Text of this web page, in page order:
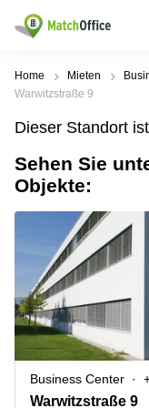
Mieten / Vermieten
Produktseiten
Büro
mieten
Coworking
Seminarraum
Virtual
Office
Beliebte
Städte
Büro
mieten
Coworking
Space
Wien
Seminarraum
Wien
Geschäftsadresse
mieten Wien
Büro
Beliebte
Suchanfragen
Tuchlauben
7A
Leopold-
Ungar-
Platz 2
Ausstellungsstraße
50
Wienerbergstraße
11
Margaretenstraße
70
Hilfe
Über uns
Büro vermieten
Anmelden
Home Mieten
Warwitzstraße 9
Dieser Standort
Sehen Sie
Objekte:
Business Center
Warwitzstraße 9